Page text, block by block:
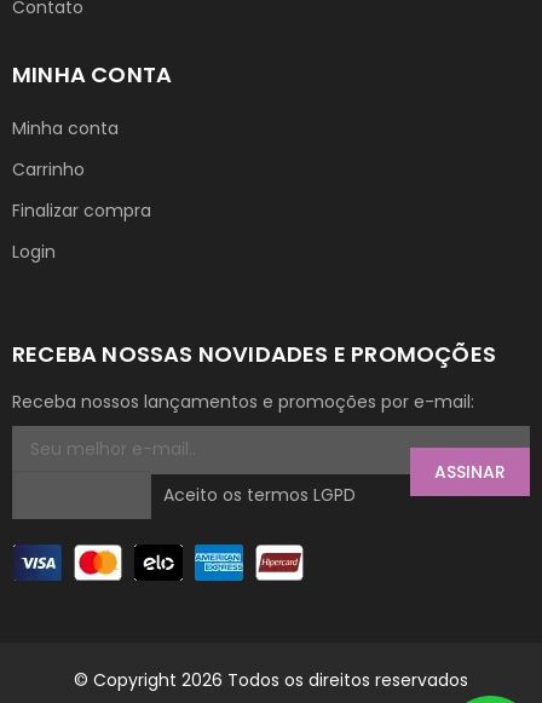
Contato
MINHA CONTA
Minha conta
Carrinho
Finalizar compra
Login
RECEBA NOSSAS NOVIDADES E PROMOÇÕES
Receba nossos lançamentos e promoções por e-mail:
ASSINAR
Aceito os termos LGPD
© Copyright 2026 Todos os direitos reservados